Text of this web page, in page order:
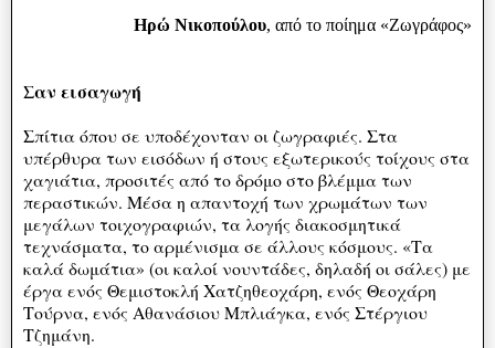
Ηρώ Νικοπούλου, από το ποίημα «Ζωγράφος»
Σαν εισαγωγή
Σπίτια όπου σε υποδέχονταν οι ζωγραφιές. Στα
υπέρθυρα των εισόδων ή στους εξωτερικούς τοίχους στα
χαγιάτια, προσιτές από το δρόμο στο βλέμμα των
περαστικών. Μέσα η απαντοχή των χρωμάτων των
μεγάλων τοιχογραφιών, τα λογής διακοσμητικά
τεχνάσματα, το αρμένισμα σε άλλους κόσμους. «Τα
καλά δωμάτια» (οι καλοί νουντάδες, δηλαδή οι σάλες) με
έργα ενός Θεμιστοκλή Χατζηθεοχάρη, ενός Θεοχάρη
Τούρνα, ενός Αθανάσιου Μπλιάγκα, ενός Στέργιου
Τζημάνη.